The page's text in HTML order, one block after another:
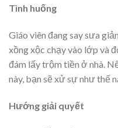
Tình huống
Giáo viên đang say sưa
xồng xộc chạy vào lớp và
đám lấy trộm tiền ở nhà.
này, bạn sẽ xử sự như thế
Hướng giải quyết